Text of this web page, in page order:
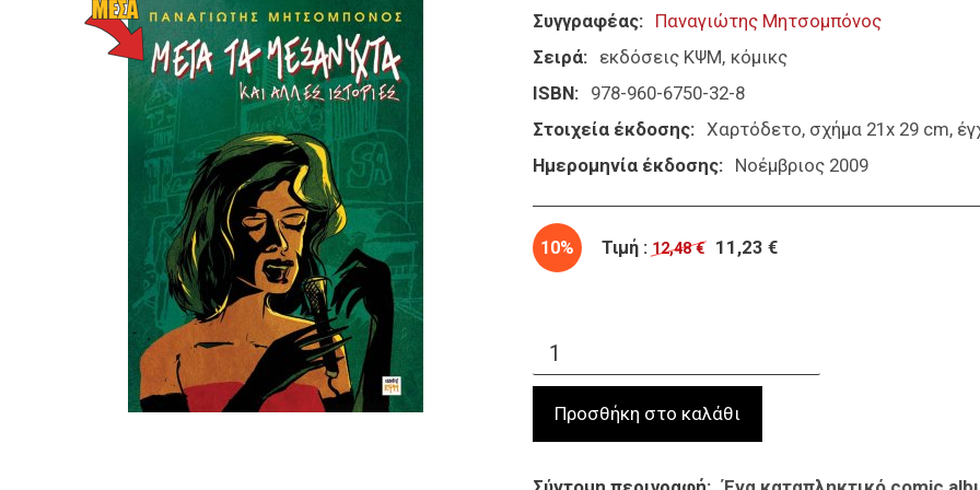
Συγγραφέας
Παναγιώτης Μητσομπόνος
Σειρά
εκδόσεις ΚΨΜ κόμικς
ISBN
978-960-6750-32-8
Στοιχεία έκδοσης
Χαρτόδετο, σχήμα 21x 29 cm,
Ημερομηνία έκδοσης
Νοέμβριος 2009
10% Τιμή : 12,48 € 11,23 €